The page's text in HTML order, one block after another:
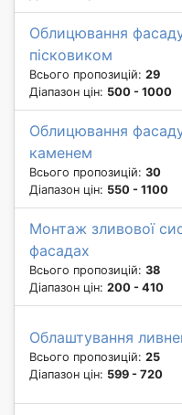
Облицювання
пісковиком
Всього пропозицій: 29
Діапазон цін: 500 - 1000
Облицювання
каменем
Всього пропозицій: 30
Діапазон цін: 550 - 1100
Монтаж зливової
фасадах
Всього пропозицій: 38
Діапазон цін: 200 - 410
Облаштування
Всього пропозицій: 25
Діапазон цін: 599 - 720